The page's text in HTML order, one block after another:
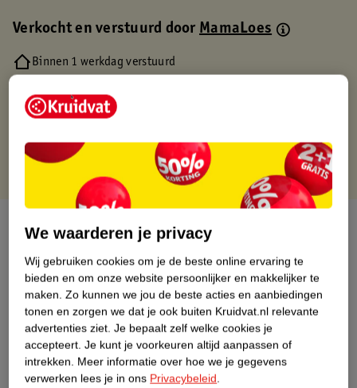
Verkocht en verstuurd doorMamaLoes
Binnen 1 werkdag verstuurd
Gratis retourneren via verkooppartner.
Gratis punten met je Kruidvat kaart
Over dit product
Productinformatie
Etiketinformatie
Nature Impact Score
Dit product heeft (nog) geen Nature
We waarderen je privacy
Wij gebruiken cookies om je de beste online ervaring te
bieden en om onze website persoonlijker en makkelijker te
maken. Zo kunnen we jou de beste acties en aanbiedingen
tonen en zorgen we dat je ook buiten Kruidvat.nl relevante
advertenties ziet. Je bepaalt zelf welke cookies je
accepteert. Je kunt je voorkeuren altijd aanpassen of
intrekken. Meer informatie over hoe we je gegevens
verwerken lees je in ons Privacybeleid.